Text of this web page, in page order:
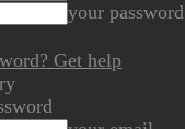
your password
Get help